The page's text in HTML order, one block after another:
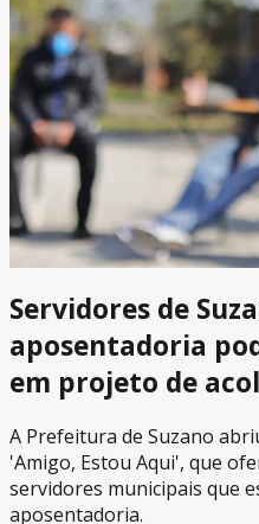
Servidores de
aposentadoria
em projeto de
A Prefeitura de Suzano
'Amigo, Estou Aqui', que
servidores municipais que
aposentadoria.